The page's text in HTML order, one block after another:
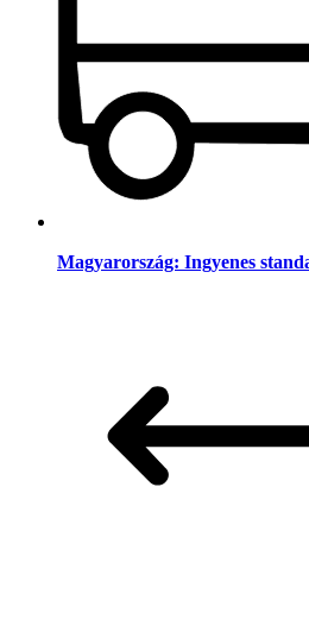
Magyarország: Ingyenes